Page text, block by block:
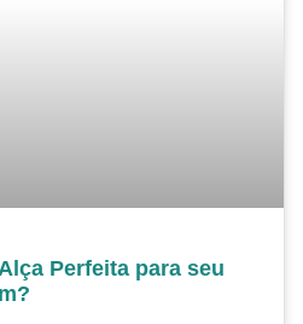
Perfeita para seu